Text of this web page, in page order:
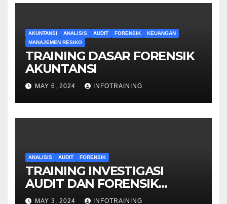
AKUNTANSI ANALISIS AUDIT FORENSIK
KEUANGAN
MANAJEMEN RESIKO
TRAINING DASAR FORENSIK
AKUNTANSI
MAY 6, 2024 INFOTRAINING
ANALISIS AUDIT FORENSIK
TRAINING INVESTIGASI
AUDIT DAN FORENSIK
KEUANGAN
MAY 3, 2024 INFOTRAINING